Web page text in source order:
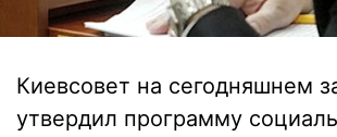
Киевсовет на сегодняшнем
утвердил программу